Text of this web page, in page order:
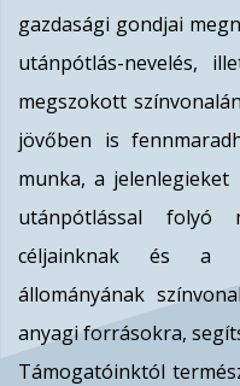
gazdasági gondjai
utánpótlás-nevelés,
megszokott
jövőben is
munka, a
utánpótlással folyó
céljainknak és a
állományának
anyagi forrásokra,
Támogatóinktól